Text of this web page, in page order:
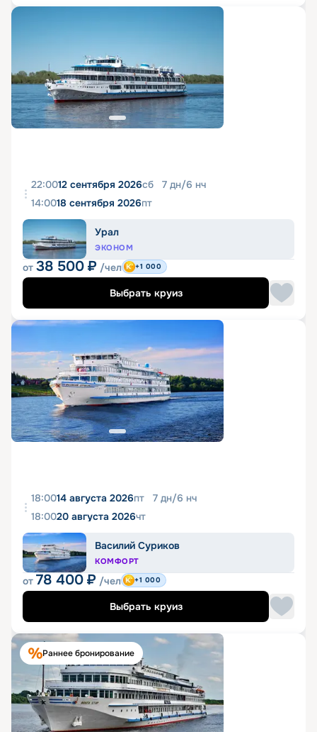
22:0012 сентября 2026сб 7 дн/6 нч
14:0018 сентября 2026пт
Урал
ЭКОНОМ
от 38 500 ₽ /чел +1 000
Выбрать круиз
18:0014 августа 2026пт 7 дн/6 нч
18:0020 августа 2026чт
Василий Суриков
КОМФОРТ
от 78 400 ₽ /чел +1 000
Выбрать круиз
Раннее бронирование